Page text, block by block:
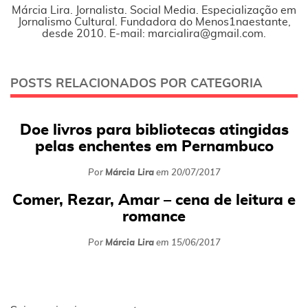
Márcia Lira. Jornalista. Social Media. Especialização em
Jornalismo Cultural. Fundadora do Menos1naestante,
desde 2010. E-mail: marcialira@gmail.com.
POSTS RELACIONADOS POR CATEGORIA
Doe livros para bibliotecas atingidas
pelas enchentes em Pernambuco
Por Márcia Liraem 20/07/2017
Comer, Rezar, Amar – cena de leitura e
romance
Por Márcia Liraem 15/06/2017